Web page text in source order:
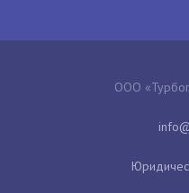
ООО